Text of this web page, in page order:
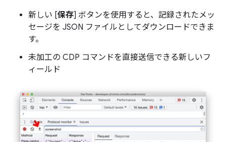
新しい [保存] ボタンを使用すると、記録されたメッ
セージを JSON ファイルとしてダウンロードできま
す。
未加工の CDP コマンドを直接送信できる新しいフ
ィールド